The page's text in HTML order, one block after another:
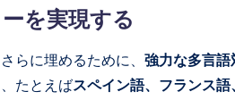
を実現する
らに埋めるために、 強力な多言語
たとえばスペイン語、フランス語